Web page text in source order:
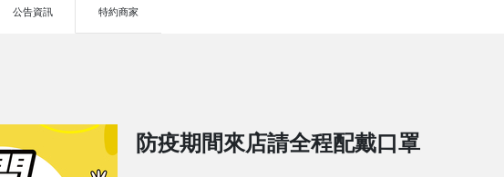
公告資訊 特約商家
防疫期間來店請全程配戴口罩